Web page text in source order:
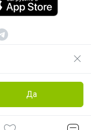
Да
2012 -2026